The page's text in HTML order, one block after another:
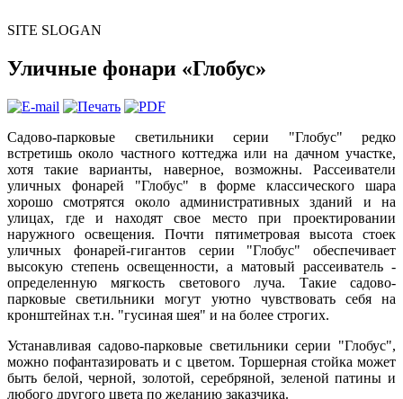
SITE SLOGAN
Уличные фонари «Глобус»
Садово-парковые светильники серии "Глобус" редко
встретишь около частного коттеджа или на дачном участке,
хотя такие варианты, наверное, возможны. Рассеиватели
уличных фонарей "Глобус" в форме классического шара
хорошо смотрятся около административных зданий и на
улицах, где и находят свое место при проектировании
наружного освещения. Почти пятиметровая высота стоек
уличных фонарей-гигантов серии "Глобус" обеспечивает
высокую степень освещенности, а матовый рассеиватель -
определенную мягкость светового луча. Такие садово-
парковые светильники могут уютно чувствовать себя на
кронштейнах т.н. "гусиная шея" и на более строгих.
Устанавливая садово-парковые светильники серии "Глобус",
можно пофантазировать и с цветом. Торшерная стойка может
быть белой, черной, золотой, серебряной, зеленой патины и
любого другого цвета по желанию заказчика.